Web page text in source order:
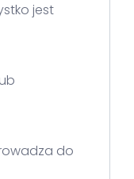
jest
do